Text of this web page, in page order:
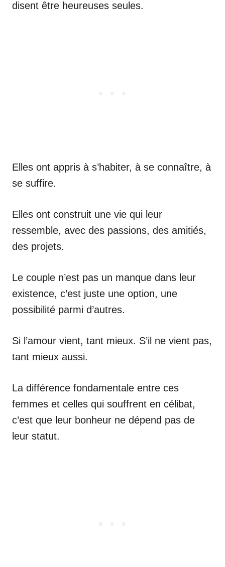
disent être heureuses seules.
Elles ont appris à s’habiter, à se connaître, à
se suffire.
Elles ont construit une vie qui leur
ressemble, avec des passions, des amitiés,
des projets.
Le couple n’est pas un manque dans leur
existence, c’est juste une option, une
possibilité parmi d’autres.
Si l’amour vient, tant mieux. S’il ne vient pas,
tant mieux aussi.
La différence fondamentale entre ces
femmes et celles qui souffrent en célibat,
c’est que leur bonheur ne dépend pas de
leur statut.